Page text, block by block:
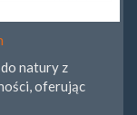
natury z
oferując